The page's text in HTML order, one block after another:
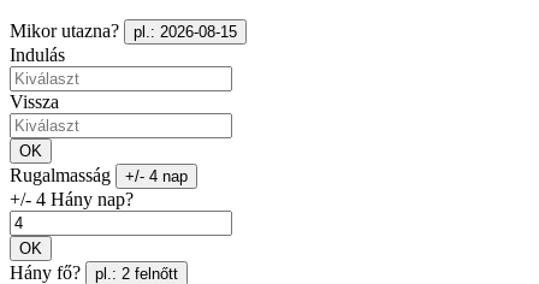
Mikor utazna? pl.: 2026-08-15
Indulás
Vissza
OK
Rugalmasság +/- 4 nap
+/- 4 Hány nap?
OK
Hány fő? pl.: 2 felnőtt